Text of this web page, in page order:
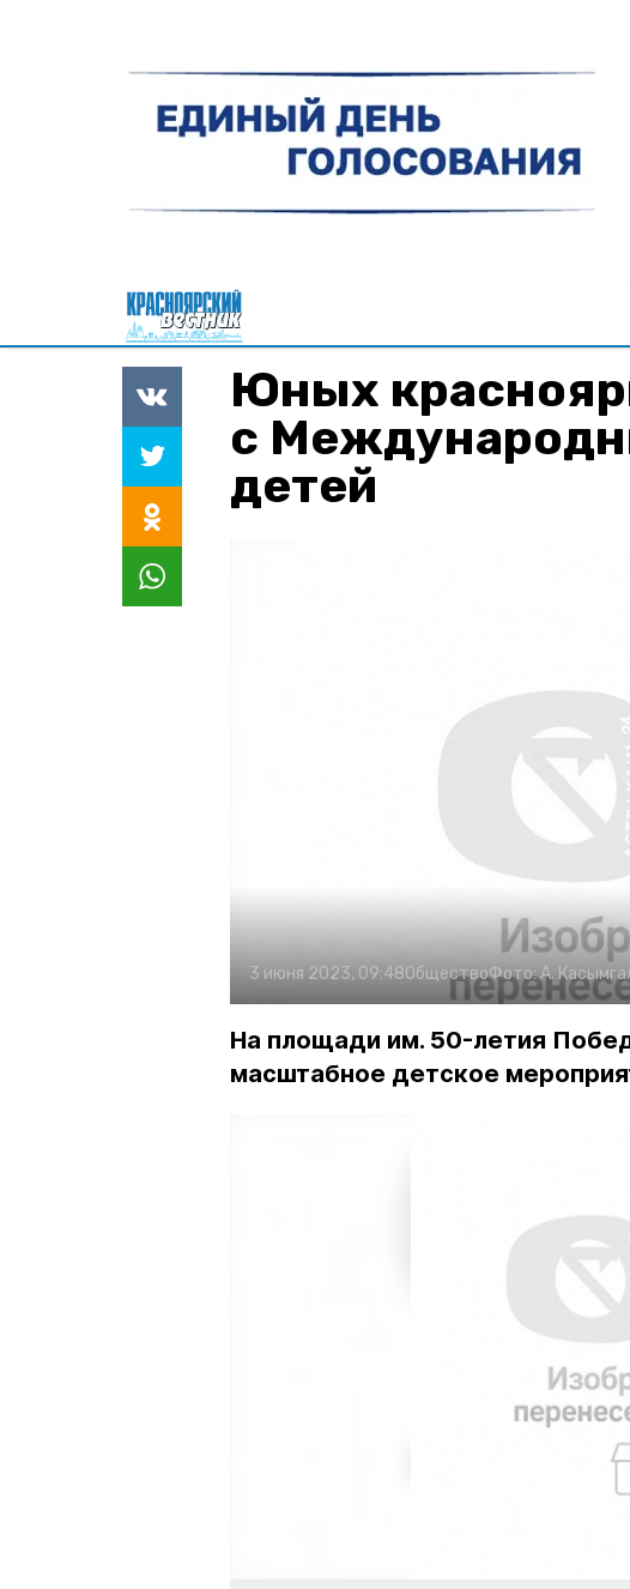
Юных
с
детей
3 июня 2023, 09:48ОбществоФото:А.
На площади им. 50-летия
масштабное детское